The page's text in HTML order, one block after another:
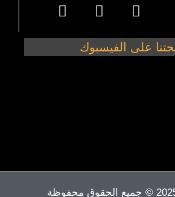
على الفيسبوك